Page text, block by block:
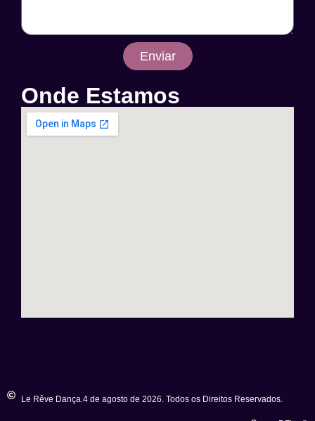
Enviar
Onde Estamos
Le Rêve Dança.4 de agosto de 2026. Todos os Direitos Reservados.